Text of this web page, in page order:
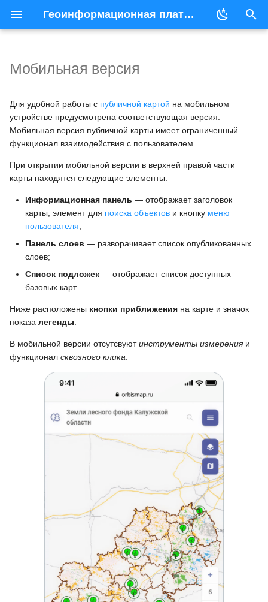
Геоинформационная платформа ORBISmap
ц
и
а
л
п
о
и
Общая информация Папка
Работа с картой
Общая информация
Внешний слой
Растровый слой
Режимы просмотра
таблицы
Импорт/Экспорт данных
Настройка стиля
отображения
Настройка публикации
Настройка прав доступа
Общая информация
Модуль проектов
Модуль карт
Модуль внешних слоев
Модуль файлов
Модуль папок
Модуль дерева
Модуль публикаций
Модуль иконок
Модуль рендера тайлов
уведомлений
Системные требования
Управление
Мониторинг
производительности
Функции и процедуры
авторизации
Мобильная версия
Для удобной работы с публичной картой на мобильном
устройстве предусмотрена соответствующая версия.
Мобильная версия публичной карты имеет ограниченный
функционал взаимодействия с пользователем.
При открытии мобильной версии в верхней правой части
карты находятся следующие элементы:
Информационная панель — отображает заголовок
карты, элемент для поиска объектов и кнопку меню
пользователя;
Панель слоев — разворачивает список опубликованных
слоев;
Список подложек — отображает список доступных
базовых карт.
Ниже расположены кнопки приближения на карте и значок
показа легенды
В мобильной версии отсутсвуютинструменты измерения и
функционал сквозного клика